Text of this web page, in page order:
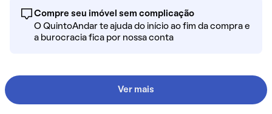
Compre seu imóvel sem complicação
O QuintoAndar te ajuda do início ao fim da compra e
a burocracia fica por nossa conta
Ver mais